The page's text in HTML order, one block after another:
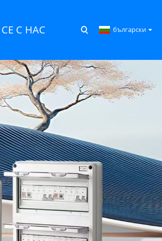
С НАС български